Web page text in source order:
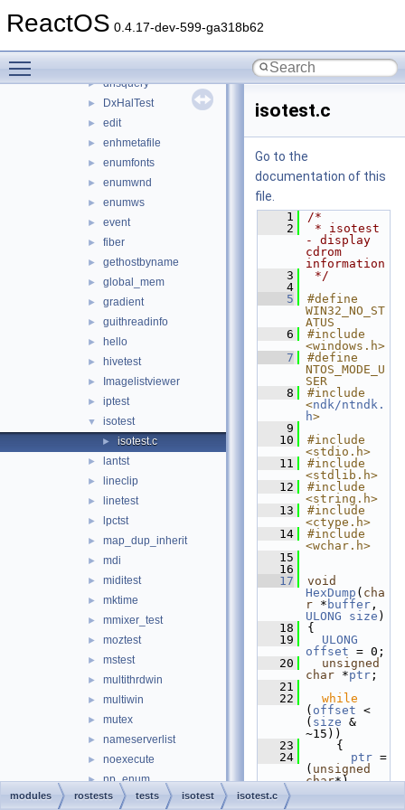
ReactOS 0.4.17-dev-599-ga318b62
► diskspeed
► dnsquery
► DxHalTest
► edit
► enhmetafile
► enumfonts
► enumwnd
► enumws
► event
► fiber
► gethostbyname
► global_mem
► gradient
► guithreadinfo
► hello
► hivetest
► Imagelistviewer
► iptest
▼ isotest
► isotest.c
► lantst
► lineclip
► linetest
► lpctst
► map_dup_inherit
► mdi
► miditest
► mktime
► mmixer_test
► moztest
► mstest
► multithrdwin
► multiwin
► mutex
► nameserverlist
► noexecute
► np_enum
► nptest
isotest.c
Go to the
documentation of this
file.
    1
/*
    2
* isotest
- display
cdrom
information
    3
*/
    4
    5
#define
WIN32_NO_ST
ATUS
    6
#include
<windows.h>
    7
#define
NTOS_MODE_U
SER
    8
#include
<ndk/ntndk.
h>
    9
   10
#include
<stdio.h>
   11
#include
<stdlib.h>
   12
#include
<string.h>
   13
#include
<ctype.h>
   14
#include
<wchar.h>
   15
   16
   17
void
HexDump ( cha
r * buffer
ULONG
size )
   18
{
   19
ULONG
offset = 0;
   20
unsigned
char *ptr ;
   21
   22
while
( offset <
( size &
~15))
   23
    {
   24
ptr =
( unsigned
char*)
modules rostests tests isotest isotest.c